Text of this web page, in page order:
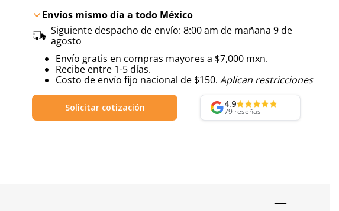
Envíos mismo día a todo México
Siguiente despacho de envío: 8:00 am de mañana 9 de
agosto
Envío gratis en compras mayores a $7,000 mxn.
Recibe entre 1-5 días.
Costo de envío fijo nacional de $150. Aplican restricciones
Solicitar cotización 4.9
79 reseñas